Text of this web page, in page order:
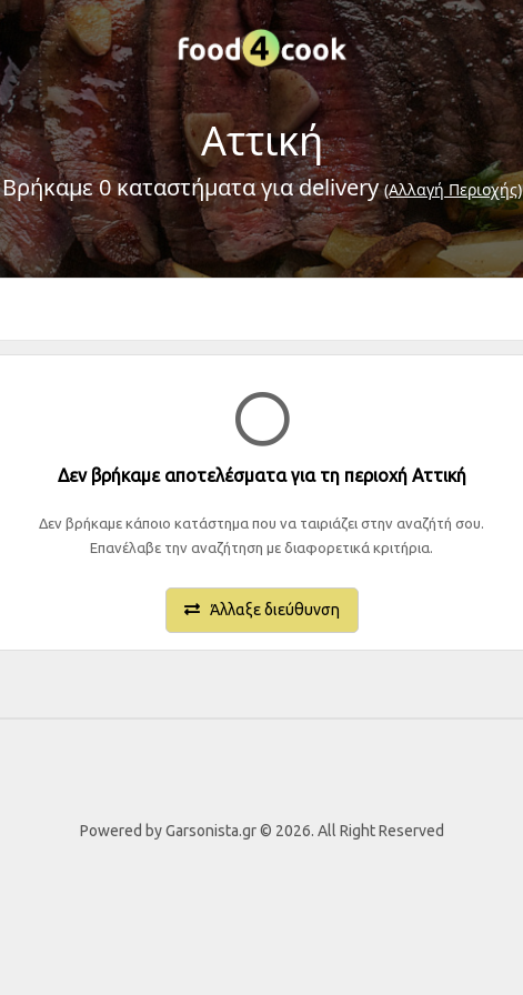
Αττική
Βρήκαμε 0 καταστήματα για delivery(Αλλαγή Περιοχής)
Δεν βρήκαμε αποτελέσματα για τη περιοχή Αττική
Δεν βρήκαμε κάποιο κατάστημα που να ταιριάζει στην αναζήτή σου.
Επανέλαβε την αναζήτηση με διαφορετικά κριτήρια.
Άλλαξε διεύθυνση
Powered by Garsonista.gr © 2026. All Right Reserved